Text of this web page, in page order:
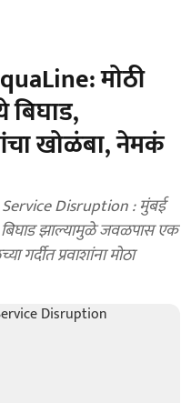
मोठी
बिघाड,
खोळंबा, नेमकं
Disruption : मुंबई
बिघाड झाल्यामुळे जवळपास एक
प्रवाशांना मोठा